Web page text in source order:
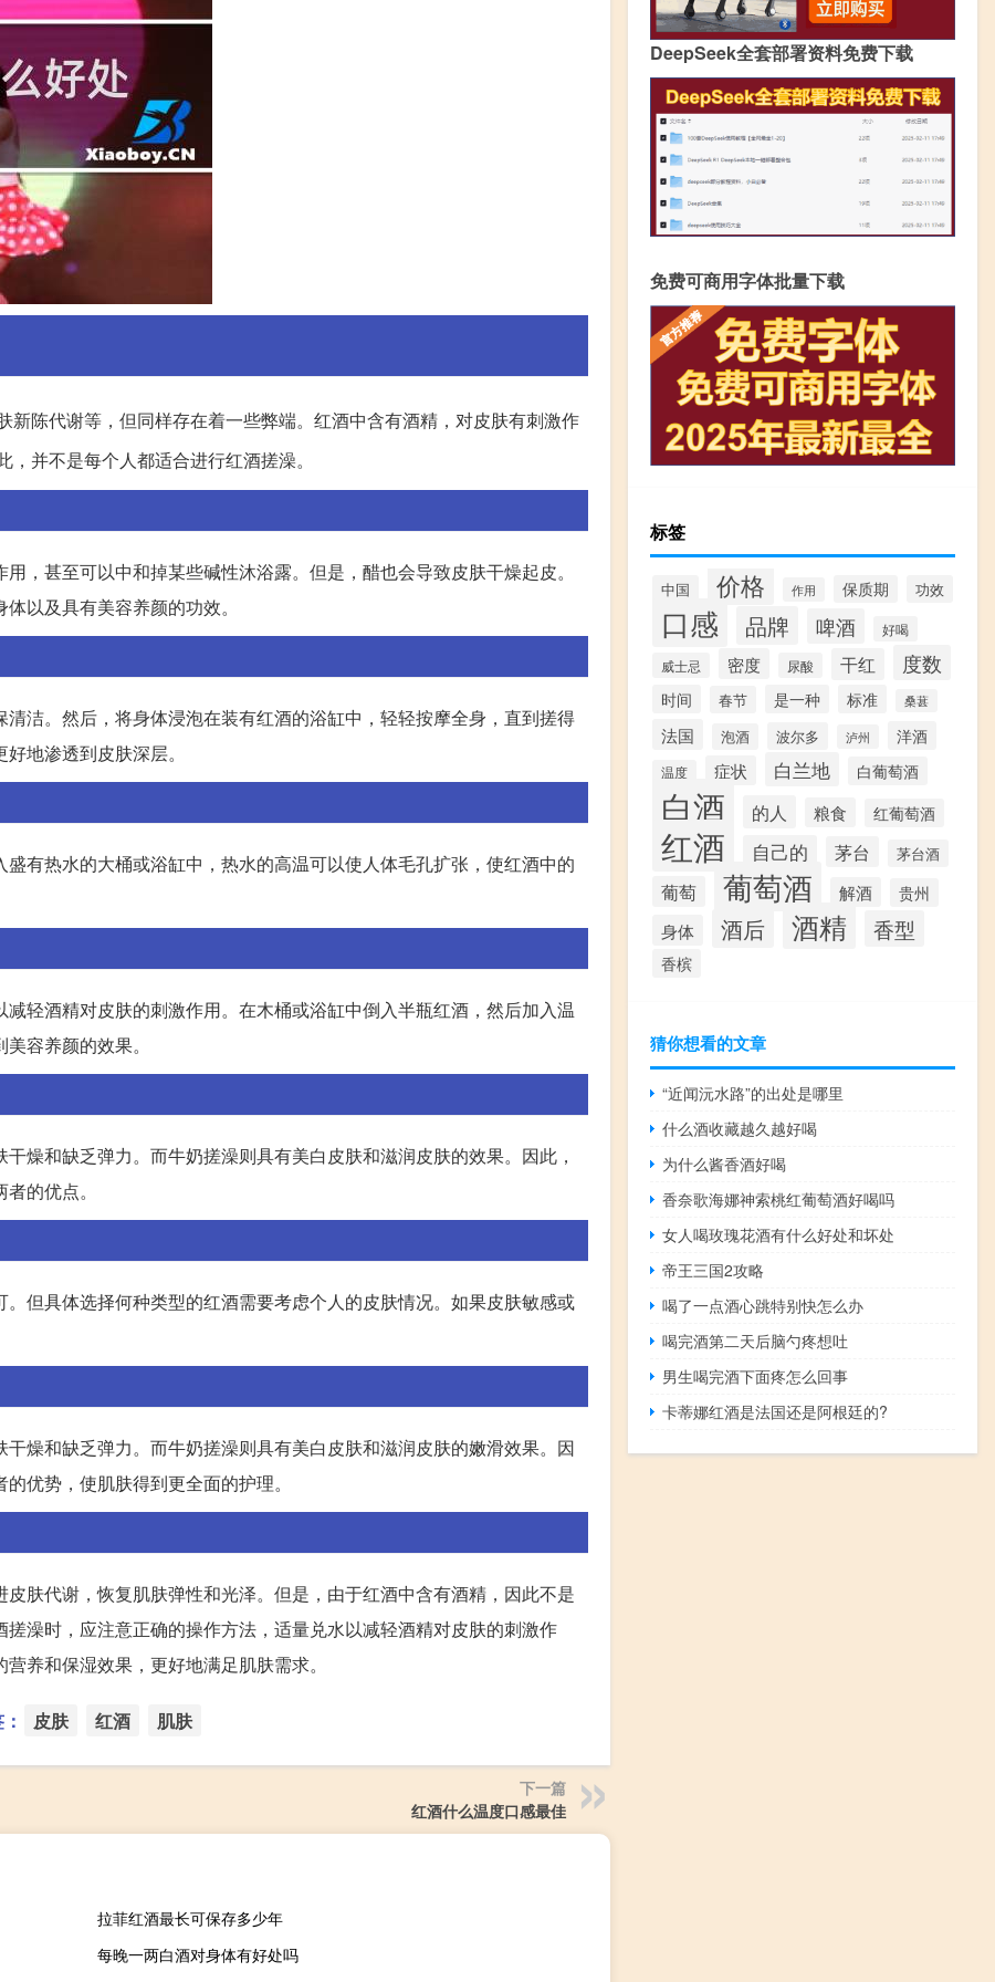
新陈代谢等，但同样存在着一些弊端。红酒中含有酒精，对皮肤有刺激作
，并不是每个人都适合进行红酒搓澡。
，甚至可以中和掉某些碱性沐浴露。但是，醋也会导致皮肤干燥起皮。
以及具有美容养颜的功效。
洁。然后，将身体浸泡在装有红酒的浴缸中，轻轻按摩全身，直到搓得
地渗透到皮肤深层。
有热水的大桶或浴缸中，热水的高温可以使人体毛孔扩张，使红酒中的
轻酒精对皮肤的刺激作用。在木桶或浴缸中倒入半瓶红酒，然后加入温
容养颜的效果。
燥和缺乏弹力。而牛奶搓澡则具有美白皮肤和滋润皮肤的效果。因此，
的优点。
但具体选择何种类型的红酒需要考虑个人的皮肤情况。如果皮肤敏感或
燥和缺乏弹力。而牛奶搓澡则具有美白皮肤和滋润皮肤的嫩滑效果。因
优势，使肌肤得到更全面的护理。
肤代谢，恢复肌肤弹性和光泽。但是，由于红酒中含有酒精，因此不是
澡时，应注意正确的操作方法，适量兑水以减轻酒精对皮肤的刺激作
养和保湿效果，更好地满足肌肤需求。
皮肤 红酒 肌肤
下一篇
红酒什么温度口感最佳
拉菲红酒最长可保存多少年
每晚一两白酒对身体有好处吗
DeepSeek全套部署资料免费下载
免费可商用字体批量下载
标签
中国 价格 作用 保质期 功效
口感 品牌 啤酒
好喝
威士忌
密度 尿酸 干红 度数
时间 春节 是一种 标准 桑葚
法国 泡酒 波尔多 泸州 洋酒
温度 症状 白兰地 白葡萄酒
白酒 的人 粮食 红葡萄酒
红酒 自己的 茅台 茅台酒
葡萄 葡萄酒 解酒 贵州
身体 酒后 酒精 香型
香槟
猜你想看的文章
“近闻沅水路”的出处是哪里
什么酒收藏越久越好喝
为什么酱香酒好喝
香奈歌海娜神索桃红葡萄酒好喝吗
女人喝玫瑰花酒有什么好处和坏处
帝王三国2攻略
喝了一点酒心跳特别快怎么办
喝完酒第二天后脑勺疼想吐
男生喝完酒下面疼怎么回事
卡蒂娜红酒是法国还是阿根廷的?